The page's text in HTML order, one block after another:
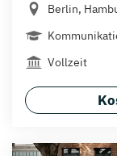
Berlin,
Vollzeit